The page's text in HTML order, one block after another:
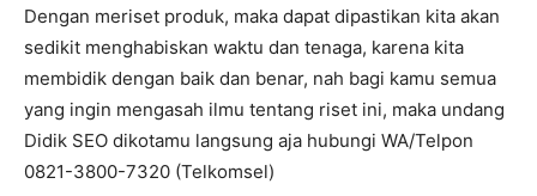
Dengan meriset produk, maka dapat dipastikan kita akan
sedikit menghabiskan waktu dan tenaga, karena kita
membidik dengan baik dan benar, nah bagi kamu semua
yang ingin mengasah ilmu tentang riset ini, maka undang
Didik SEO dikotamu langsung aja hubungi WA/Telpon
0821-3800-7320 (Telkomsel)